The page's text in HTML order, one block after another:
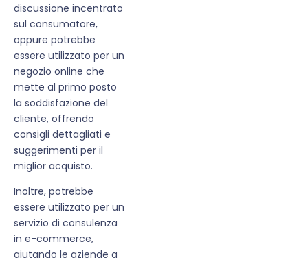
discussione incentrato
sul consumatore,
oppure potrebbe
essere utilizzato per un
negozio online che
mette al primo posto
la soddisfazione del
cliente, offrendo
consigli dettagliati e
suggerimenti per il
miglior acquisto.
Inoltre, potrebbe
essere utilizzato per un
servizio di consulenza
in e-commerce,
aiutando le aziende a